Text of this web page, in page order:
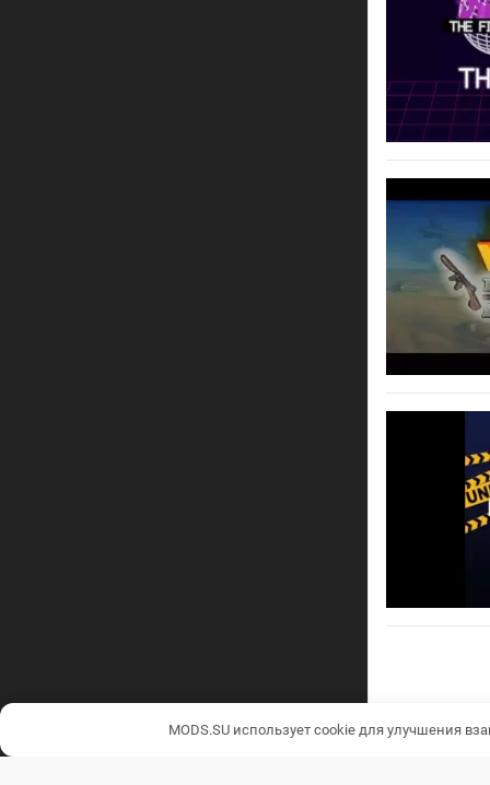
MODS.SU использует cookie для улучшения